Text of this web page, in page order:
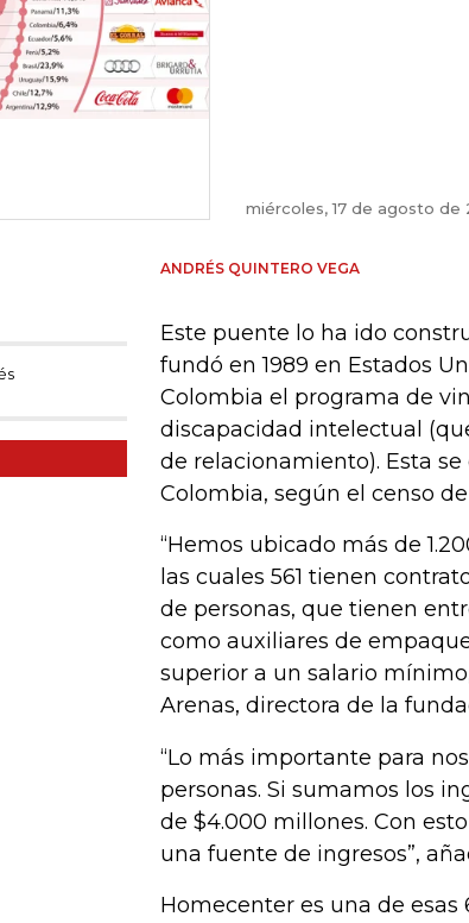
miércoles, 17 de agosto de
ANDRÉS QUINTERO VEGA
Este puente lo ha ido
fundó en 1989 en Estados
Colombia el programa de
discapacidad intelectual
de relacionamiento). Esta
Colombia, según el censo
“Hemos ubicado más de
las cuales 561 tienen
de personas, que tienen
como auxiliares de
superior a un salario
Arenas, directora de la
“Lo más importante para
personas. Si sumamos los
de $4.000 millones. Con
una fuente de ingresos”,
Homecenter es una de